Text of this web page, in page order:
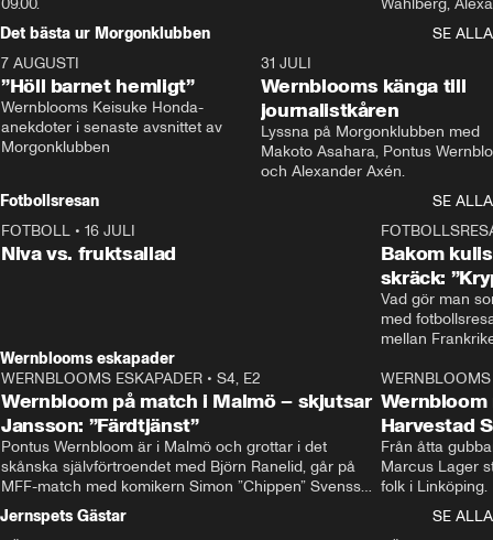
Det bästa ur Morgonklubben
SE ALLA
7 AUGUSTI
”Höll barnet hemligt”
Wernblooms Keisuke Honda-
anekdoter i senaste avsnittet av
Morgonklubben
31 JULI
Wernblooms känga till
journalistkåren
Lyssna på Morgonklubben med
Makoto Asahara, Pontus
och Alexander Axén.
Fotbollsresan
SE ALLA
FOTBOLL • 16 JULI
Niva vs. fruktsallad
Bakom
skräck:
Vad gör man
med
Wernblooms eskapader
WERNBLOOMS ESKAPADER • S4, E2
Wernbloom på match i Malmö – skjutsar
Jansson: ”Färdtjänst”
Pontus Wernbloom är i Malmö och grottar i det
skånska självförtroendet med Björn Ranelid, går på
MFF-match med komikern Simon ”Chippen” Svensson
och hjälper skadade stjärnbacken Pontus Jansson
hem.
Harvestad
Från åtta
Marcus Lager
folk i
och
Jernspets Gästar
SE ALLA